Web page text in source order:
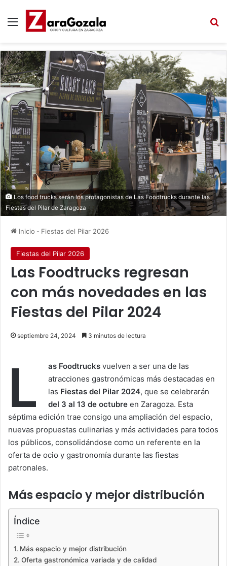
Menú
Los food trucks serán los protagonistas de Las Foodtrucks durante las
Fiestas del Pilar de Zaragoza
Inicio - Fiestas del Pilar 2026
Fiestas del Pilar 2026
Las Foodtrucks regresan
con más novedades en las
Fiestas del Pilar 2024
septiembre 24, 2024 3 minutos de lectura
L as Foodtrucks vuelven a ser una de las
atracciones gastronómicas más destacadas en
las Fiestas del Pilar 2024, que se celebrarán
del 3 al 13 de octubre en Zaragoza. Esta
séptima edición trae consigo una ampliación del espacio,
nuevas propuestas culinarias y más actividades para todos
los públicos, consolidándose como un referente en la
oferta de ocio y gastronomía durante las fiestas
patronales.
Más espacio y mejor distribución
Índice
Más espacio y mejor distribución
Oferta gastronómica variada y de calidad